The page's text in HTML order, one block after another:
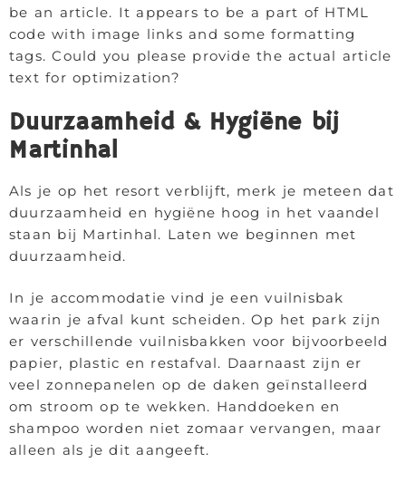
be an article. It appears to be a part of HTML
code with image links and some formatting
tags. Could you please provide the actual article
text for optimization?
Duurzaamheid & Hygiëne bij
Martinhal
Als je op het resort verblijft, merk je meteen dat
duurzaamheid en hygiëne hoog in het vaandel
staan bij Martinhal. Laten we beginnen met
duurzaamheid.
In je accommodatie vind je een vuilnisbak
waarin je afval kunt scheiden. Op het park zijn
er verschillende vuilnisbakken voor bijvoorbeeld
papier, plastic en restafval. Daarnaast zijn er
veel zonnepanelen op de daken geïnstalleerd
om stroom op te wekken. Handdoeken en
shampoo worden niet zomaar vervangen, maar
alleen als je dit aangeeft.